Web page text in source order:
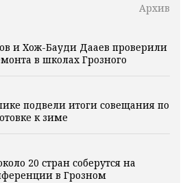
Архив
и Хож-Бауди Дааев проверили
в школах Грозного
подвели итоги совещания по
к зиме
20 стран соберутся на
в Грозном